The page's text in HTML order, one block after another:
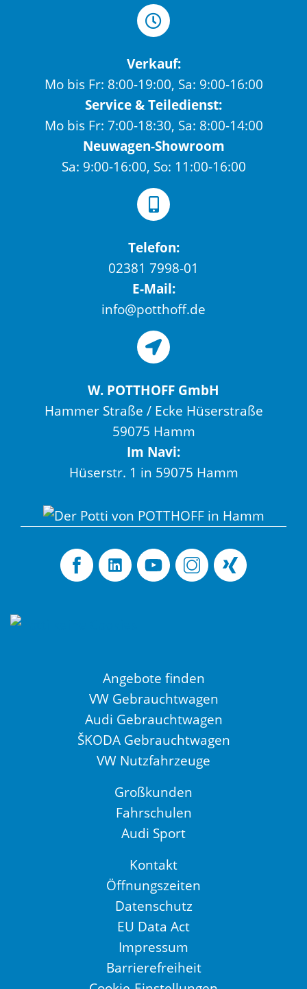
Verkauf:
Mo bis Fr: 8:00-19:00, Sa: 9:00-16:00
Service & Teiledienst:
Mo bis Fr: 7:00-18:30, Sa: 8:00-14:00
Neuwagen-Showroom
Sa: 9:00-16:00, So: 11:00-16:00
Telefon:
02381 7998-01
E-Mail:
info@potthoff.de
W. POTTHOFF GmbH
Hammer Straße / Ecke Hüserstraße
59075 Hamm
Im Navi:
Hüserstr. 1 in 59075 Hamm
Angebote finden
VW Gebrauchtwagen
Audi Gebrauchtwagen
ŠKODA Gebrauchtwagen
VW Nutzfahrzeuge
Großkunden
Fahrschulen
Audi Sport
Kontakt
Öffnungszeiten
Datenschutz
EU Data Act
Impressum
Barrierefreiheit